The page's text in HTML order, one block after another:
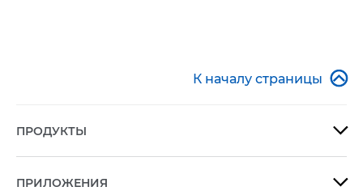
К началу страницы 
ПРОДУКТЫ 
ПРИЛОЖЕНИЯ 